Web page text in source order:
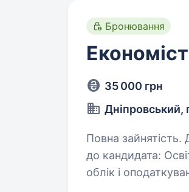
Бронювання
35 000 грн
Дніпровський,
Повна зайнятість.
до кандидата: Освіта: Повна вища освіта за напрямком: економіка, фінанси,
облік і оподаткування